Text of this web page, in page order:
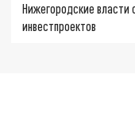
Нижегородские власти
инвестпроектов